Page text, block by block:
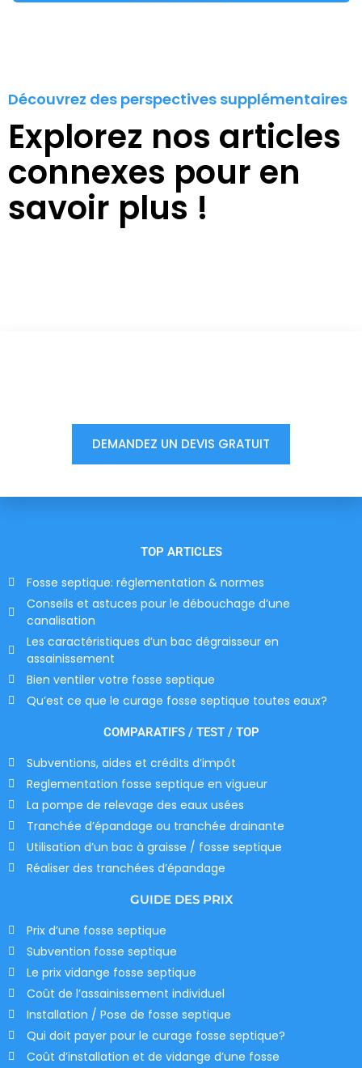
Découvrez des perspectives supplémentaires
Explorez nos articles
connexes pour en
savoir plus !
DEMANDEZ UN DEVIS GRATUIT
TOP ARTICLES
Fosse septique: réglementation & normes
Conseils et astuces pour le débouchage d’une
canalisation
Les caractéristiques d’un bac dégraisseur en
assainissement
Bien ventiler votre fosse septique
Qu’est ce que le curage fosse septique toutes eaux?
COMPARATIFS / TEST / TOP
Subventions, aides et crédits d’impôt
Reglementation fosse septique en vigueur
La pompe de relevage des eaux usées
Tranchée d’épandage ou tranchée drainante
Utilisation d’un bac à graisse / fosse septique
Réaliser des tranchées d’épandage
GUIDE DES PRIX
Prix d’une fosse septique
Subvention fosse septique
Le prix vidange fosse septique
Coût de l’assainissement individuel
Installation / Pose de fosse septique
Qui doit payer pour le curage fosse septique?
Coût d’installation et de vidange d’une fosse